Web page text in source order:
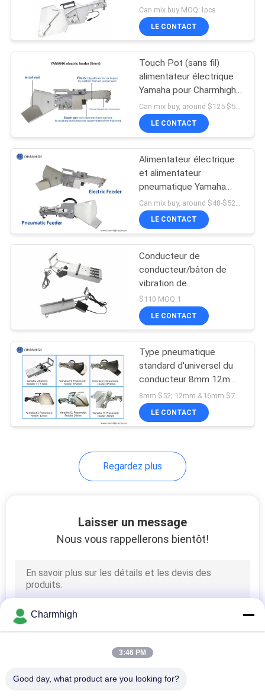
POLITIQUE
DE
CONFIDENTIALITÉ
Petite machine de
SMT
machine de
transfert de smd
19
Chaîne de montage
de carte PCB
Accessoires de SMT
machine de soudure
de vague
Chip Mounter Yamaha
Smt Electric
Can mix buy MOQ:1pcs
LE CONTACT
Touch Pot (sans fil)
alimentateur électrique
Yamaha pour Charmhigh
CHM-551 SMD
LE CONTACT
Alimentateur électrique
et alimentateur
pneumatique Yamaha
pour CHM-551, CHM-
650 Pick and Place
Machine
LE CONTACT
Conducteur de
conducteur/bâton de
vibration de
Yamaha/conducteur de
tube pour le tube IC SMT
CHMT761P6
$110 MOQ:1
LE CONTACT
Type pneumatique
standard d'universel du
conducteur 8mm 12mm
16mm 24mm de SMT de
CL de Yamaha
8mm $52; 12mm &16mm $70 ; 24mm $220 MOQ:1
LE CONTACT
Regardez plus
Laisser un message
Nous vous rappellerons bientôt!
Charmhigh
3:46 PM
Good day, what product are you looking for?